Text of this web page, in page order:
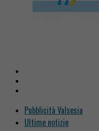
Pubblicità Valsesia
Ultime notizie